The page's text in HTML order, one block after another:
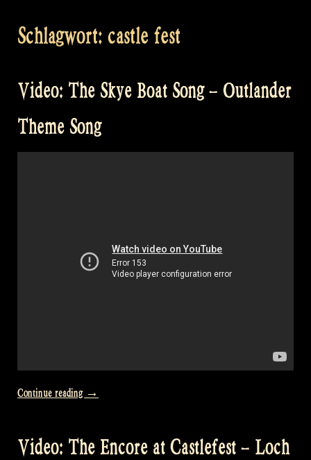
Schlagwort: castle fest
Video: The Skye Boat Song – Outlander
Theme Song
Continue reading „Video:
Boat
→
Video: The Encore at Castlefest – Loch